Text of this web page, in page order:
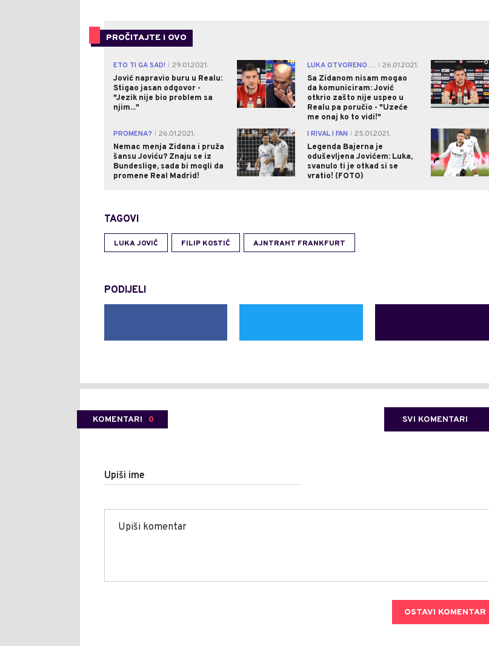
PROČITAJTE I OVO
ETO TI GA SAD!
29.01.2021.
Jović napravio buru u Realu:
Stigao jasan odgovor -
"Jezik nije bio problem sa
njim..."
0 LUKA OTVORENO U SVEMU
26.01.2021.
Sa Zidanom nisam mogao
da komuniciram: Jović
otkrio zašto nije uspeo u
Realu pa poručio - "Uzeće
me onaj ko to vidi!"
0
PROMENA?
26.01.2021.
Nemac menja Zidana i pruža
šansu Joviću? Znaju se iz
Bundeslige, sada bi mogli da
promene Real Madrid!
0 I RIVAL I FAN
25.01.2021.
Legenda Bajerna je
oduševljena Jovićem: Luka,
svanulo ti je otkad si se
vratio! (FOTO)
1
TAGOVI
LUKA JOVIĆ FILIP KOSTIĆ AJNTRAHT FRANKFURT
PODIJELI
KOMENTARI 0 SVI KOMENTARI
Upiši ime
OSTAVI KOMENTAR